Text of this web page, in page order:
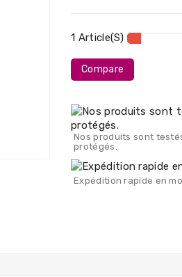
1 Article(s)
Compare
Nos produits sont
protégés.
Expédition rapide en